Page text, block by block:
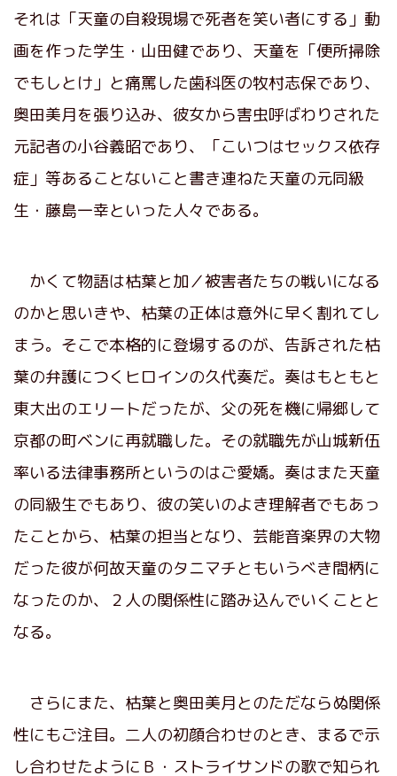
それは「天童の自殺現場で死者を笑い者にする」動
画を作った学生・山田健であり、天童を「便所掃除
でもしとけ」と痛罵した歯科医の牧村志保であり、
奥田美月を張り込み、彼女から害虫呼ばわりされた
元記者の小谷義昭であり、「こいつはセックス依存
症」等あることないこと書き連ねた天童の元同級
生・藤島一幸といった人々である。
かくて物語は枯葉と加／被害者たちの戦いになる
のかと思いきや、枯葉の正体は意外に早く割れてし
まう。そこで本格的に登場するのが、告訴された枯
葉の弁護につくヒロインの久代奏だ。奏はもともと
東大出のエリートだったが、父の死を機に帰郷して
京都の町ベンに再就職した。その就職先が山城新伍
率いる法律事務所というのはご愛嬌。奏はまた天童
の同級生でもあり、彼の笑いのよき理解者でもあっ
たことから、枯葉の担当となり、芸能音楽界の大物
だった彼が何故天童のタニマチともいうべき間柄に
なったのか、２人の関係性に踏み込んでいくことと
なる。
さらにまた、枯葉と奥田美月とのただならぬ関係
性にもご注目。二人の初顔合わせのとき、まるで示
し合わせたようにＢ・ストライサンドの歌で知られ